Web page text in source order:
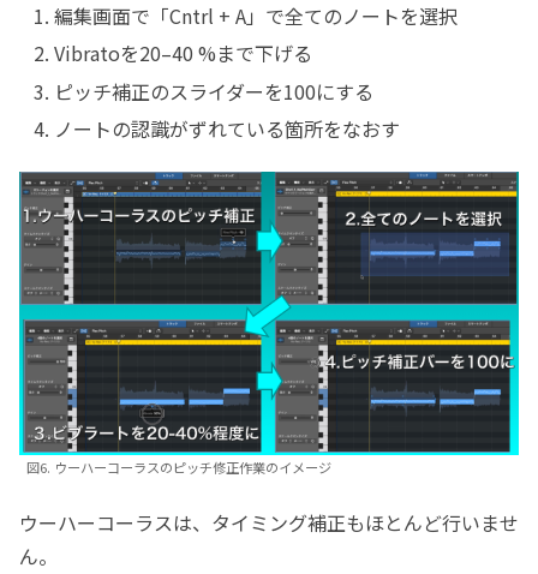
編集画面で「Cntrl + A」で全てのノートを選択
Vibratoを20–40 %まで下げる
ピッチ補正のスライダーを100にする
ノートの認識がずれている箇所をなおす
図6. ウーハーコーラスのピッチ修正作業のイメージ
ウーハーコーラスは、タイミング補正もほとんど行いませ
ん。